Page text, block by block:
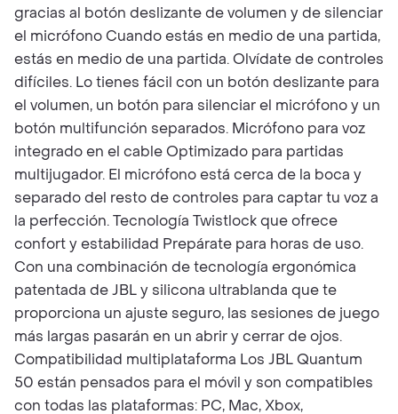
gracias al botón deslizante de volumen y de silenciar
el micrófono Cuando estás en medio de una partida,
estás en medio de una partida. Olvídate de controles
difíciles. Lo tienes fácil con un botón deslizante para
el volumen, un botón para silenciar el micrófono y un
botón multifunción separados. Micrófono para voz
integrado en el cable Optimizado para partidas
multijugador. El micrófono está cerca de la boca y
separado del resto de controles para captar tu voz a
la perfección. Tecnología Twistlock que ofrece
confort y estabilidad Prepárate para horas de uso.
Con una combinación de tecnología ergonómica
patentada de JBL y silicona ultrablanda que te
proporciona un ajuste seguro, las sesiones de juego
más largas pasarán en un abrir y cerrar de ojos.
Compatibilidad multiplataforma Los JBL Quantum
50 están pensados para el móvil y son compatibles
con todas las plataformas: PC, Mac, Xbox,